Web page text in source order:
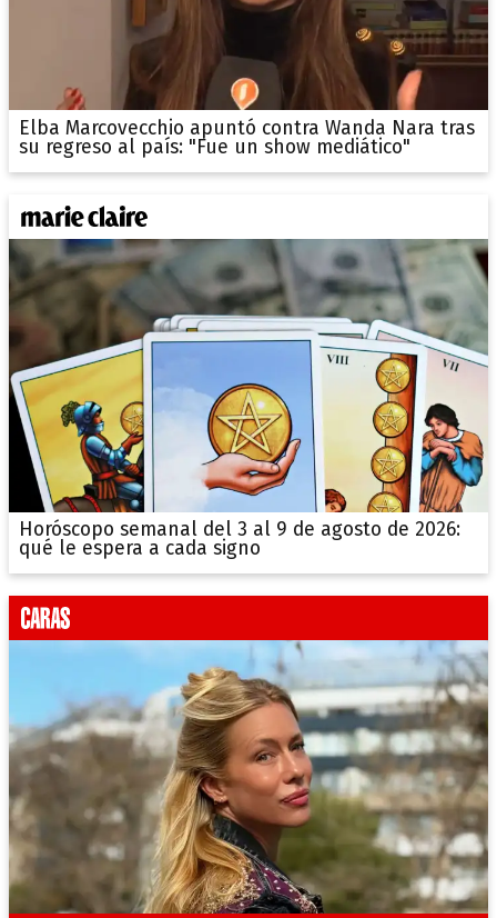
Elba Marcovecchio apuntó contra Wanda Nara tras
su regreso al país: "Fue un show mediático"
Horóscopo semanal del 3 al 9 de agosto de 2026:
qué le espera a cada signo